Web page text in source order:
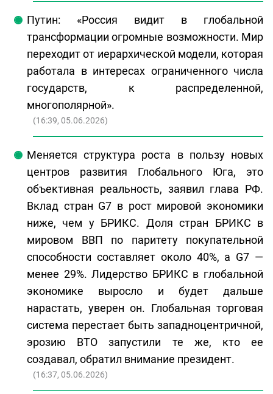
Путин: «Россия видит в глобальной
трансформации огромные возможности. Мир
переходит от иерархической модели, которая
работала в интересах ограниченного числа
государств, к распределенной,
многополярной».
(16:39, 05.06.2026)
Меняется структура роста в пользу новых
центров развития Глобального Юга, это
объективная реальность, заявил глава РФ.
Вклад стран G7 в рост мировой экономики
ниже, чем у БРИКС. Доля стран БРИКС в
мировом ВВП по паритету покупательной
способности составляет около 40%, а G7 —
менее 29%. Лидерство БРИКС в глобальной
экономике выросло и будет дальше
нарастать, уверен он. Глобальная торговая
система перестает быть западноцентричной,
эрозию ВТО запустили те же, кто ее
создавал, обратил внимание президент.
(16:37, 05.06.2026)